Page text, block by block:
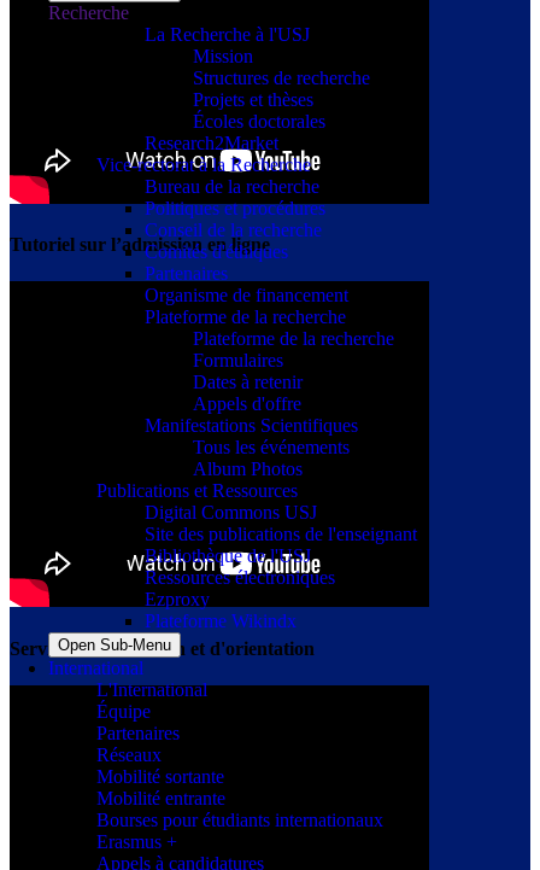
Recherche
La Recherche à l'USJ
Mission
Structures de recherche
Projets et thèses
Écoles doctorales
Research2Market
Vice-rectorat à la Recherche
Bureau de la recherche
Politiques et procédures
Conseil de la recherche
Comités d'éthiques
Partenaires
Organisme de financement
Plateforme de la recherche
Plateforme de la recherche
Formulaires
Dates à retenir
Appels d'offre
Manifestations Scientifiques
Tous les événements
Album Photos
Publications et Ressources
Digital Commons USJ
Site des publications de l'enseignant
Bibliothèque de l'USJ
Ressources électroniques
Ezproxy
Plateforme Wikindx
Open Sub-Menu
International
L'International
Équipe
Partenaires
Réseaux
Mobilité sortante
Mobilité entrante
Bourses pour étudiants internationaux
Erasmus +
Appels à candidatures
Tutoriel sur l’admission en ligne
Service d'information et d'orientation